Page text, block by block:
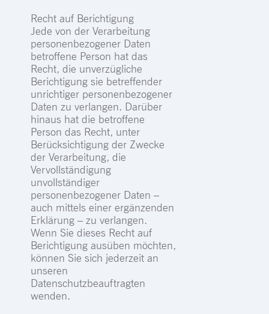
Recht auf Berichtigung
Jede von der Verarbeitung
personenbezogener Daten
betroffene Person hat das
Recht, die unverzügliche
Berichtigung sie betreffender
unrichtiger personenbezogener
Daten zu verlangen. Darüber
hinaus hat die betroffene
Person das Recht, unter
Berücksichtigung der Zwecke
der Verarbeitung, die
Vervollständigung
unvollständiger
personenbezogener Daten –
auch mittels einer ergänzenden
Erklärung – zu verlangen.
Wenn Sie dieses Recht auf
Berichtigung ausüben möchten,
können Sie sich jederzeit an
unseren
Datenschutzbeauftragten
wenden.